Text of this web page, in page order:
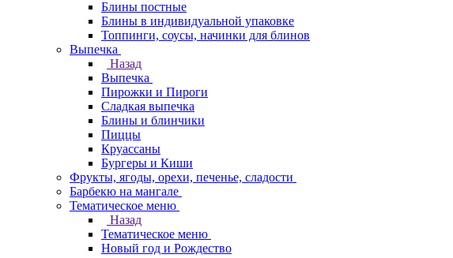
Блины постные
Блины в индивидуальной упаковке
Топпинги, соусы, начинки для блинов
Выпечка
Назад
Выпечка
Пирожки и Пироги
Сладкая выпечка
Блины и блинчики
Пиццы
Круасcаны
Бургеры и Киши
Фрукты, ягоды, орехи, печенье, сладости
Барбекю на мангале
Тематическое меню
Назад
Тематическое меню
Новый год и Рождество